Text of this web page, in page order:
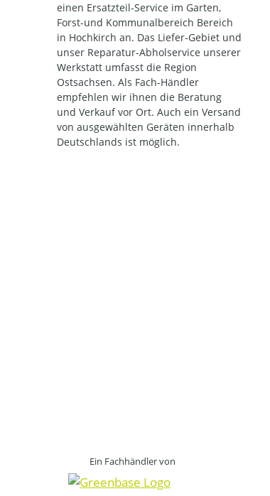
einen Ersatzteil-Service im Garten,
Forst-und Kommunalbereich Bereich
in Hochkirch an. Das Liefer-Gebiet und
unser Reparatur-Abholservice unserer
Werkstatt umfasst die Region
Ostsachsen. Als Fach-Händler
empfehlen wir ihnen die Beratung
und Verkauf vor Ort. Auch ein Versand
von ausgewählten Geräten innerhalb
Deutschlands ist möglich.
Ein Fachhändler von